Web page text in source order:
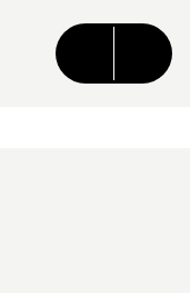
CONTENU